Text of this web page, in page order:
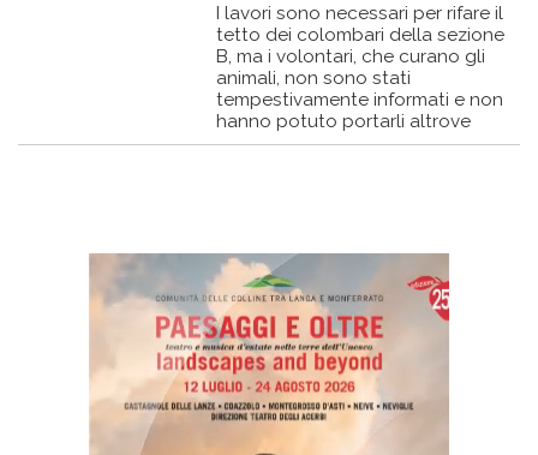
I lavori sono necessari per rifare il
tetto dei colombari della sezione
B, ma i volontari, che curano gli
animali, non sono stati
tempestivamente informati e non
hanno potuto portarli altrove